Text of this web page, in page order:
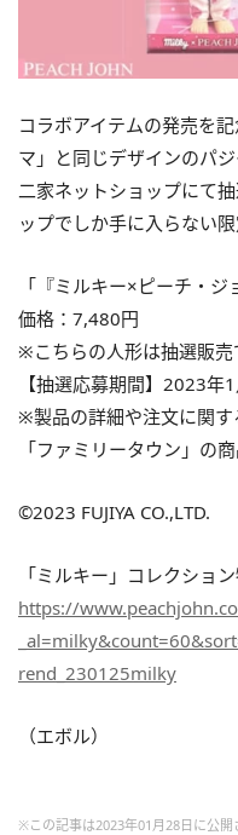
コラボアイテムの発売を
マ」と同じデザインのパ
二家ネットショップにて
ップでしか手に入らない限
「『ミルキー×ピーチ・ジ
価格：7,480円
※こちらの人形は抽選販売
【抽選応募期間】2023
※製品の詳細や注文に関
「ファミリータウン」の
©2023 FUJIYA CO.,LTD.
「ミルキー」コレクショ
https://
rend_230125milky
（エボル）
※この記事は2023年01月28日に公開